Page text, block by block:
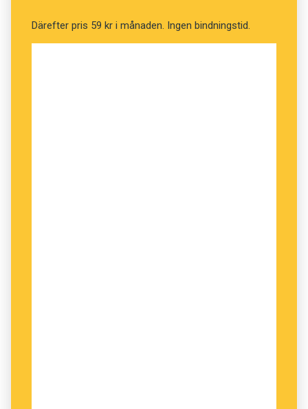
Därefter pris 59 kr i månaden. Ingen bindningstid.